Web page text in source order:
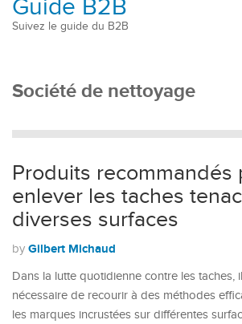
Guide B2B
Suivez le guide du B2B
Société de nettoyage
Produits recommandés
enlever les taches
diverses surfaces
by Gilbert Michaud
Dans la lutte quotidienne contre les taches,
nécessaire de recourir à des méthodes
les marques incrustées sur différentes